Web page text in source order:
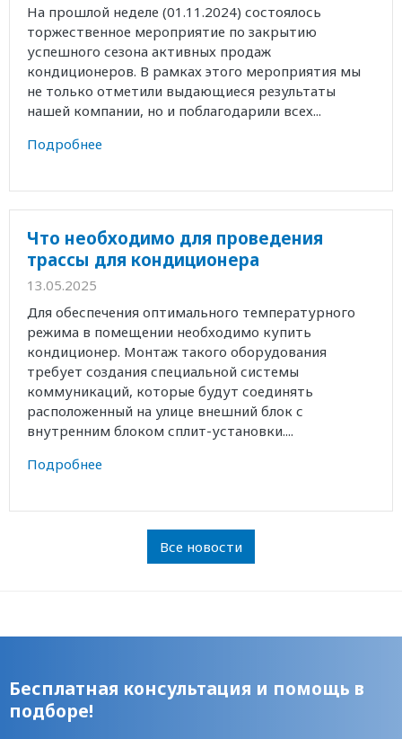
На прошлой неделе (01.11.2024) состоялось
торжественное мероприятие по закрытию
успешного сезона активных продаж
кондиционеров. В рамках этого мероприятия мы
не только отметили выдающиеся результаты
нашей компании, но и поблагодарили всех...
Подробнее
Что необходимо для проведения
трассы для кондиционера
13.05.2025
Для обеспечения оптимального температурного
режима в помещении необходимо купить
кондиционер. Монтаж такого оборудования
требует создания специальной системы
коммуникаций, которые будут соединять
расположенный на улице внешний блок с
внутренним блоком сплит-установки....
Подробнее
Все новости
Бесплатная консультация и помощь в
подборе!